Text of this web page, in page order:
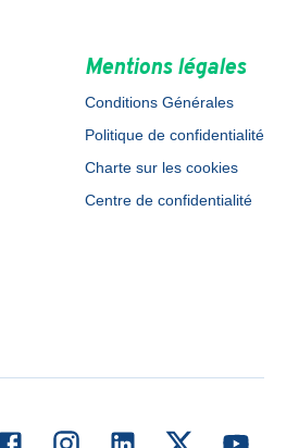
Mentions légales
Conditions Générales
Politique de confidentialité
Charte sur les cookies
Centre de confidentialité